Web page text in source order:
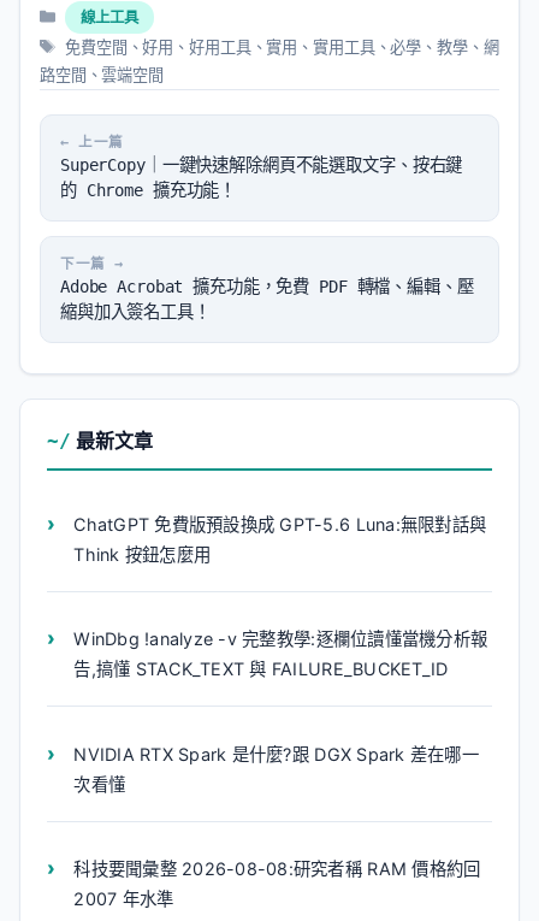
分
類
線上工具
標
籤
免費空間 、好用 、好用工具、實用 、實用工具、必學 、教學、 網
路空間 、雲端空間
SuperCopy｜一鍵快速解除網頁不能選取文字、按右鍵
的 Chrome 擴充功能！
Adobe Acrobat 擴充功能，免費 PDF 轉檔、編輯、壓
縮與加入簽名工具！
最新文章
ChatGPT 免費版預設換成 GPT-5.6 Luna:無限對話與
Think 按鈕怎麼用
WinDbg !analyze -v 完整教學:逐欄位讀懂當機分析報
告,搞懂 STACK_TEXT 與 FAILURE_BUCKET_ID
NVIDIA RTX Spark 是什麼?跟 DGX Spark 差在哪一
次看懂
科技要聞彙整 2026-08-08:研究者稱 RAM 價格約回
2007 年水準